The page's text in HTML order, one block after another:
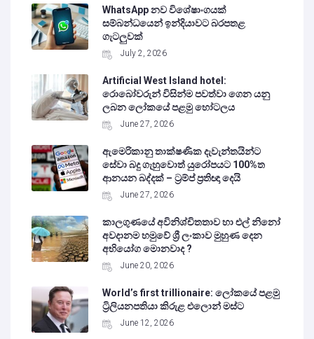
WhatsApp නව විශේෂාංගයක්
සම්බන්ධයෙන් ඉන්දියාවට බරපතළ
ගැටලුවක්
July 2, 2026
Artificial West Island hotel:
රොබෝවරුන් විසින්ම පවත්වා ගෙන යනු
ලබන ලෝකයේ පළමු හෝටලය
June 27, 2026
ඇමෙරිකානු තාක්ෂණික දැවැන්තයින්ට
සේවා බදු ගැහුවොත් යුරෝපයට 100%ත
ආනයන බද්දක් – ට්‍රම්ප් ප්‍රතිඥා දෙයි
June 27, 2026
කාලගුණයේ අවිනිශ්චිතතාව හා එල් නිනෝ
අවදානම හමුවේ ශ්‍රී ලංකාව මුහුණ දෙන
අභියෝග මොනවාද ?
June 20, 2026
World’s first trillionaire: ලෝකයේ පළමු
ට්‍රිලියනපතියා කිරුළ එලොන් මස්ට
June 12, 2026